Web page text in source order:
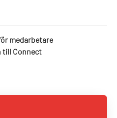
medarbetare
till Connect